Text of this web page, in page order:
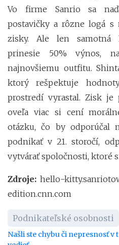
Vo firme Sanrio sa
postavičky a rôzne logá
zisky. Ale len samotná
prinesie 50% výnos,
najnovšiemu outfitu.
ktorý rešpektuje
prostredí vyrastal. Zisk je
oveľa viac si cení
otázku, čo by odporúčal
podnikať v 21. storočí,
vytvárať spoločnosti, ktoré
Zdroje: hello-
edition.cnn.com
Podnikateľské osobnosti
Našli ste chybu či nepresnosť v